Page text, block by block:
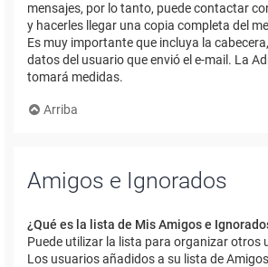
mensajes, por lo tanto, puede contactar
y hacerles llegar una copia completa del
Es muy importante que incluya la
datos del usuario que envió el e-mail. La
tomará medidas.
Arriba
Amigos e Ignorados
¿Qué es la lista de Mis Amigos e
Puede utilizar la lista para organizar otros
Los usuarios añadidos a su lista de